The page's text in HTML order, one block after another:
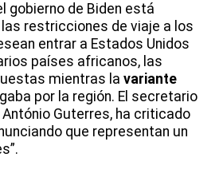
gobierno de Biden está
restricciones de viaje a los
entrar a Estados Unidos
países africanos, las
mientras la variante
por la región. El secretario
António Guterres, ha criticado
que representan un